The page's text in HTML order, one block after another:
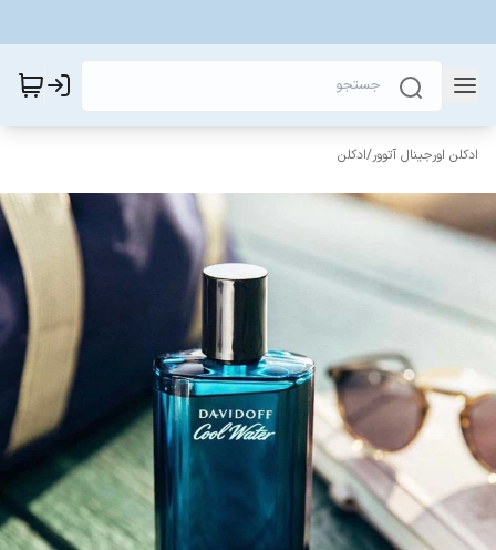
ادکلن اورجینال آتوور/ادکلن